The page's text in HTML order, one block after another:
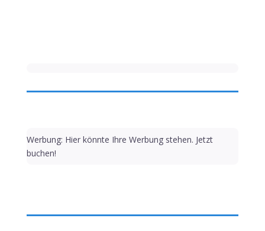
Werbung: Hier könnte Ihre Werbung stehen. Jetzt
buchen!